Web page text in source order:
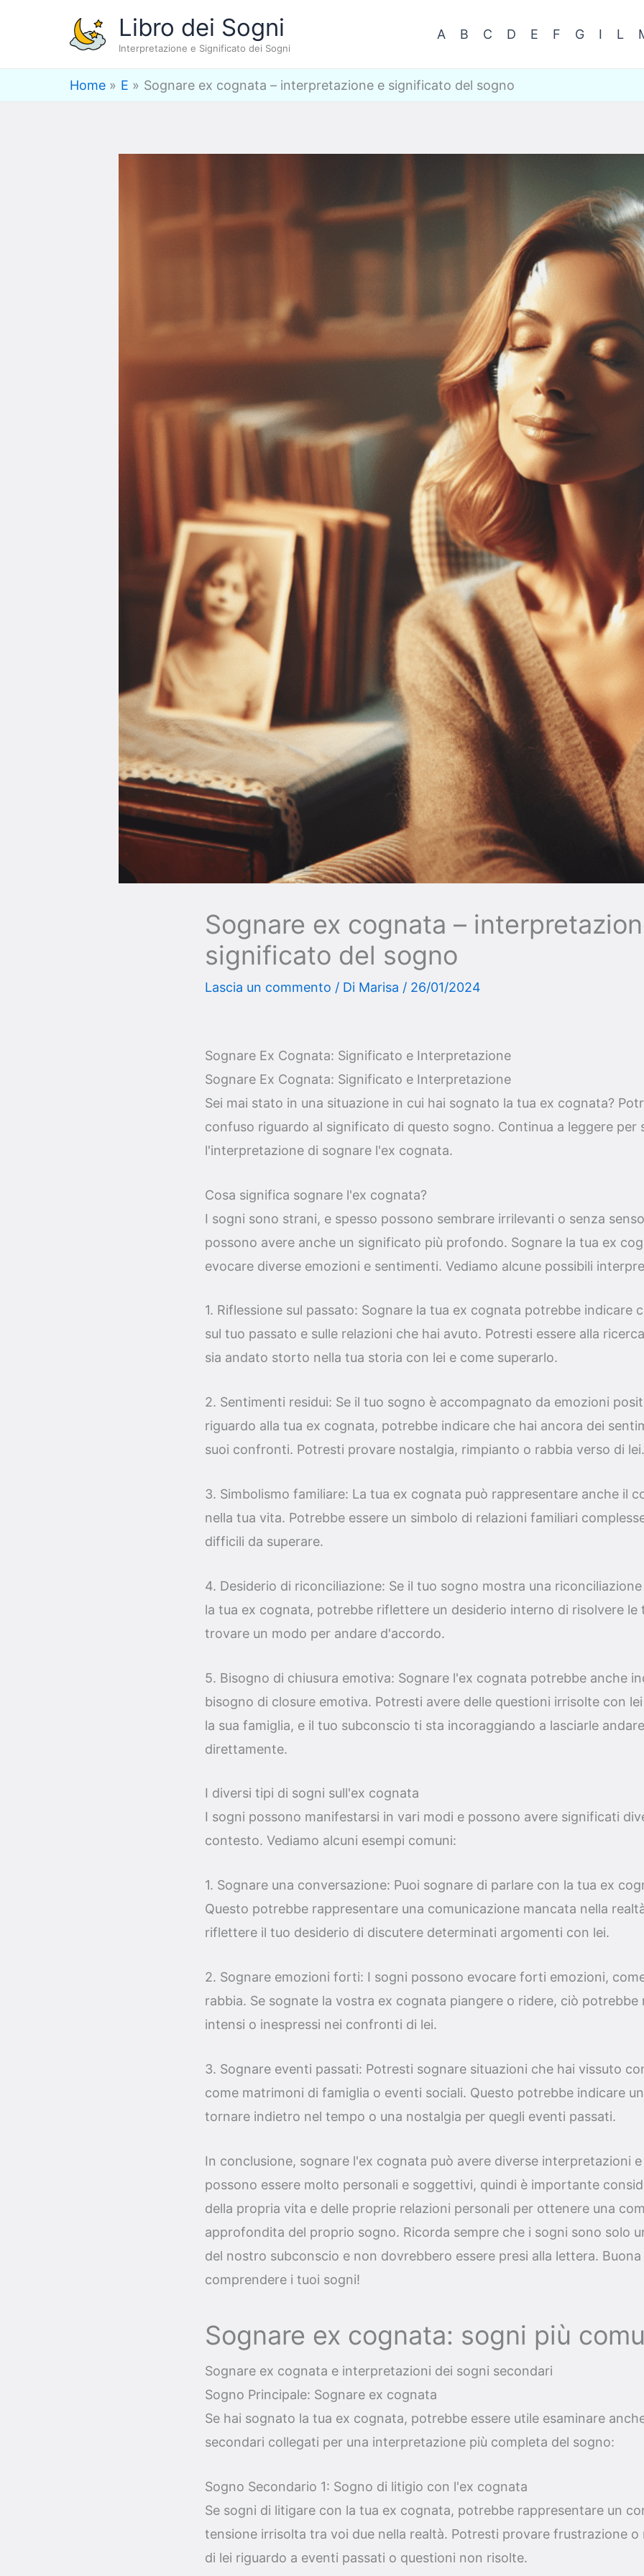
Libro dei Sogni
Interpretazione e Significato dei Sogni
A B C D E F G I L
Home E Sognare ex cognata – interpretazione e significato del sogno
Sognare ex cognata –
significato del sogno
Lascia un commento / Di Marisa / 26/01/2024
Sognare Ex Cognata: Significato e Interpretazione
Sognare Ex Cognata: Significato e Interpretazione
Sei mai stato in una situazione in cui hai sognato la tua ex cognata?
confuso riguardo al significato di questo sogno. Continua a leggere per
l'interpretazione di sognare l'ex cognata.
Cosa significa sognare l'ex cognata?
I sogni sono strani, e spesso possono sembrare irrilevanti o senza
possono avere anche un significato più profondo. Sognare la tua ex
evocare diverse emozioni e sentimenti. Vediamo alcune possibili
1. Riflessione sul passato: Sognare la tua ex cognata potrebbe indicare
sul tuo passato e sulle relazioni che hai avuto. Potresti essere alla
sia andato storto nella tua storia con lei e come superarlo.
2. Sentimenti residui: Se il tuo sogno è accompagnato da emozioni
riguardo alla tua ex cognata, potrebbe indicare che hai ancora dei
suoi confronti. Potresti provare nostalgia, rimpianto o rabbia verso di lei.
3. Simbolismo familiare: La tua ex cognata può rappresentare anche il
nella tua vita. Potrebbe essere un simbolo di relazioni familiari
difficili da superare.
4. Desiderio di riconciliazione: Se il tuo sogno mostra una
la tua ex cognata, potrebbe riflettere un desiderio interno di risolvere le
trovare un modo per andare d'accordo.
5. Bisogno di chiusura emotiva: Sognare l'ex cognata potrebbe anche
bisogno di closure emotiva. Potresti avere delle questioni irrisolte con
la sua famiglia, e il tuo subconscio ti sta incoraggiando a lasciarle
direttamente.
I diversi tipi di sogni sull'ex cognata
I sogni possono manifestarsi in vari modi e possono avere significati
contesto. Vediamo alcuni esempi comuni:
1. Sognare una conversazione: Puoi sognare di parlare con la tua ex
Questo potrebbe rappresentare una comunicazione mancata nella
riflettere il tuo desiderio di discutere determinati argomenti con lei.
2. Sognare emozioni forti: I sogni possono evocare forti emozioni,
rabbia. Se sognate la vostra ex cognata piangere o ridere, ciò
intensi o inespressi nei confronti di lei.
3. Sognare eventi passati: Potresti sognare situazioni che hai vissuto
come matrimoni di famiglia o eventi sociali. Questo potrebbe indicare
tornare indietro nel tempo o una nostalgia per quegli eventi passati.
In conclusione, sognare l'ex cognata può avere diverse interpretazioni
possono essere molto personali e soggettivi, quindi è importante
della propria vita e delle proprie relazioni personali per ottenere una
approfondita del proprio sogno. Ricorda sempre che i sogni sono solo
del nostro subconscio e non dovrebbero essere presi alla lettera.
comprendere i tuoi sogni!
Sognare ex cognata: sogni più
Sognare ex cognata e interpretazioni dei sogni secondari
Sogno Principale: Sognare ex cognata
Se hai sognato la tua ex cognata, potrebbe essere utile esaminare
secondari collegati per una interpretazione più completa del sogno:
Sogno Secondario 1: Sogno di litigio con l'ex cognata
Se sogni di litigare con la tua ex cognata, potrebbe rappresentare un
tensione irrisolta tra voi due nella realtà. Potresti provare frustrazione
di lei riguardo a eventi passati o questioni non risolte.